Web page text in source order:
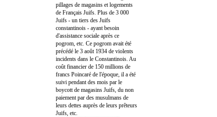
pillages de magasins et logements
de Français Juifs. Plus de 3 000
Juifs - un tiers des Juifs
constantinois - ayant besoin
d'assistance sociale après ce
pogrom, etc. Ce pogrom avait été
précédé le 3 août 1934 de violents
incidents dans le Constantinois. Au
coût financier de 150 millions de
francs Poincaré de l'époque, il a été
suivi pendant des mois par le
boycott de magasins Juifs, du non
paiement par des musulmans de
leurs dettes auprès de leurs prêteurs
Juifs, etc.